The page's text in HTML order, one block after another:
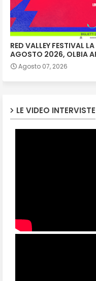
RED VALLEY FESTIVAL
AGOSTO 2026, OLBIA
Agosto 07, 2026
LE VIDEO INTERVISTE